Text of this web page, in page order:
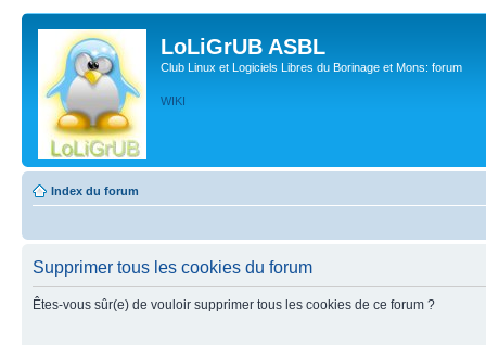
LoLiGrUB ASBL
Club Linux et Logiciels Libres du Borinage et Mons: forum
WIKI
Index du forum
Supprimer tous les cookies du forum
Êtes-vous sûr(e) de vouloir supprimer tous les cookies de ce forum ?